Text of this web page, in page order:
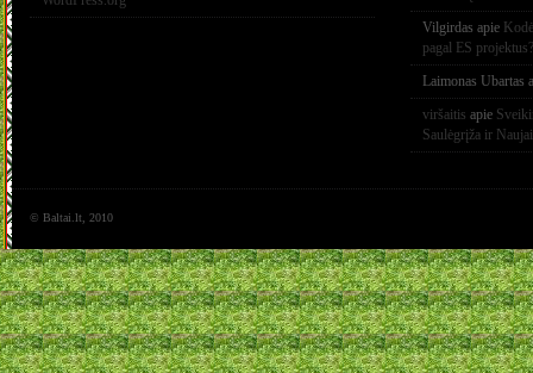
Vilgirdas apie
pagal ES projektus?
Laimonas Ubartas
viršaitis apie
Saulėgrįža ir
© Baltai.lt, 2010